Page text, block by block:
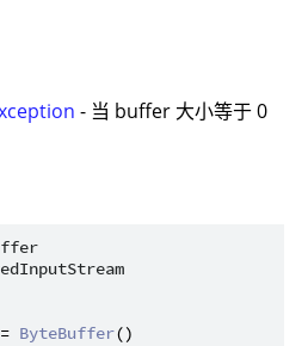
- 当 buffer 大小等于 0
= ByteBuffer()